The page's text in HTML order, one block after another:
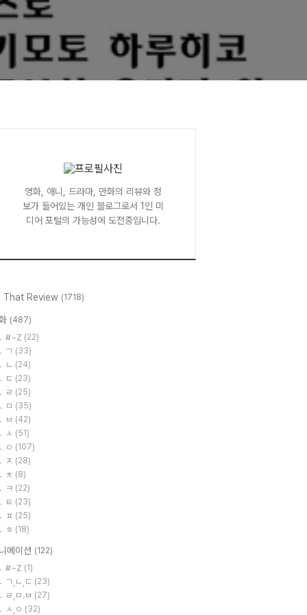
영화, 애니, 드라마, 만화의 리뷰와 정
보가 들어있는 개인 블로그로서 1인 미
디어 포털의 가능성에 도전중입니다.
That Review (1718)
(487)
#~Z (22)
ㄱ (33)
ㄴ (24)
ㄷ (23)
ㄹ (25)
ㅁ (35)
ㅂ (42)
ㅅ (51)
ㅇ (107)
ㅈ (28)
ㅊ (8)
ㅋ (22)
ㅌ (23)
ㅍ (25)
ㅎ (18)
메이션 (122)
#~Z (1)
ㄱ,ㄴ,ㄷ (23)
ㄹ,ㅁ.ㅂ (27)
ㅅ,ㅇ (32)